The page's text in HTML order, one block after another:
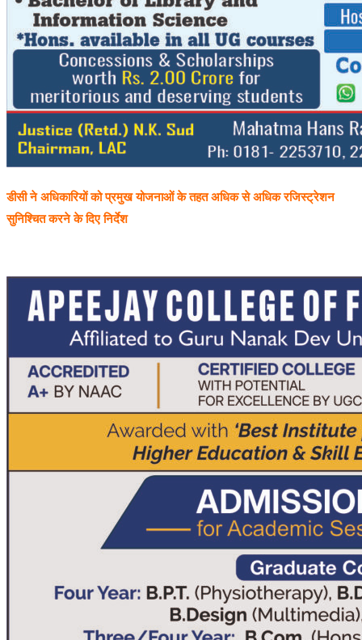
डीसी ने अधिकारियों को प्रमुख योजनाओं के तहत अधिक से अधिक रजिस्ट्रेशन
सुनिश्चित करने के दिए निर्देश